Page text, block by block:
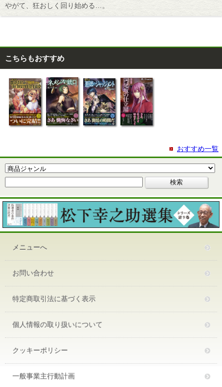
やがて、狂おしく回り始める…。
こちらもおすすめ
おすすめ一覧
メニューへ
お問い合わせ
特定商取引法に基づく表示
個人情報の取り扱いについて
クッキーポリシー
一般事業主行動計画